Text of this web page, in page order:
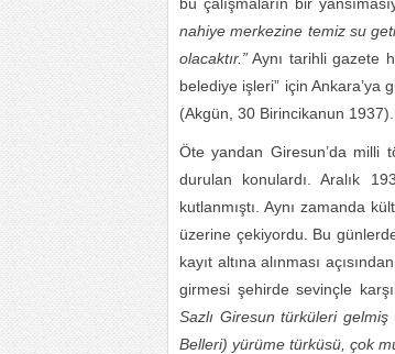
nahiye merkezine temiz su
olacaktır.” Aynı tarihli gazete
belediye işleri” için
(Akgün, 30 Birincikanun 1937).
Öte yandan Giresun’da milli
durulan konulardı. Aralık
kutlanmıştı. Aynı zamanda
üzerine çekiyordu. Bu
kayıt altına alınması
girmesi şehirde sevinçle
Sazlı Giresun türküleri gelmiş
Belleri) yürüme türküsü, çok